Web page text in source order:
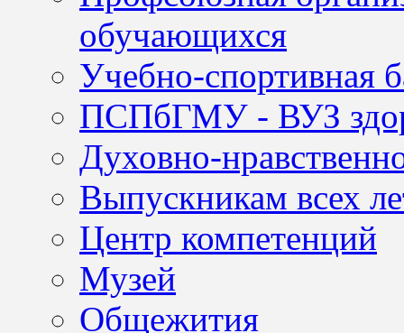
обучающихся
Учебно-спортивная
ПСПбГМУ - ВУЗ
Духовно-
Выпускникам всех
Центр компетенций
Музей
Общежития